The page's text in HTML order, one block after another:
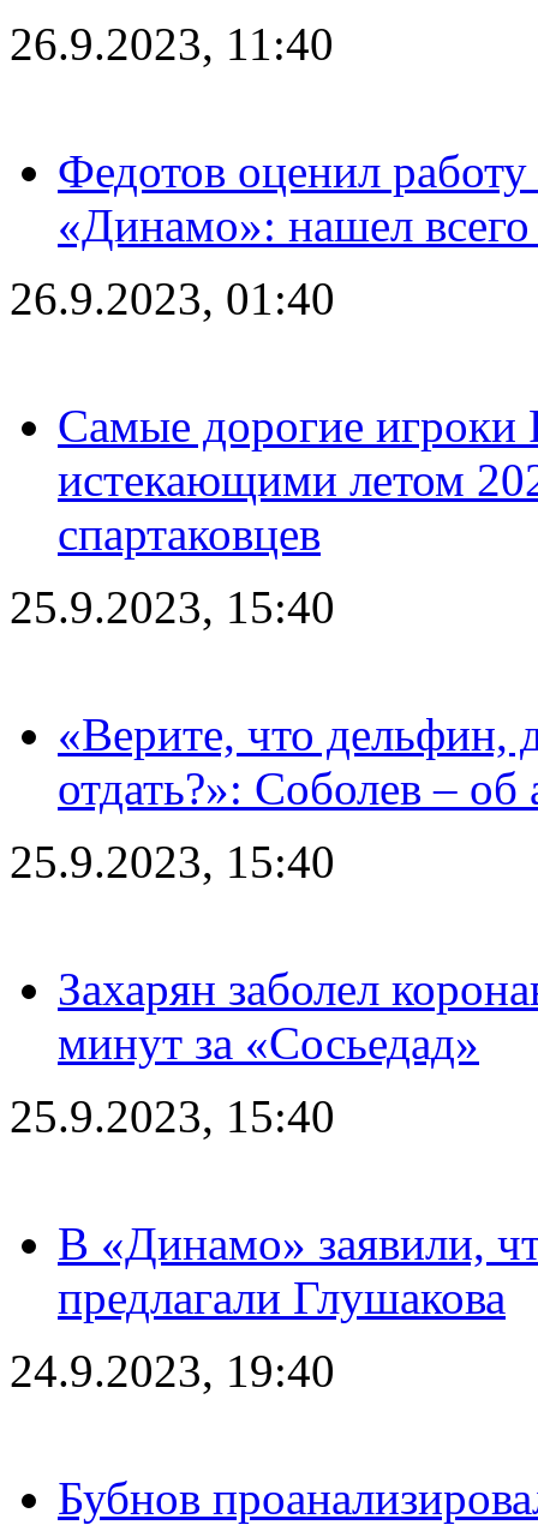
26.9.2023, 11:40
Федотов оценил
«Динамо»: нашел
26.9.2023, 01:40
Самые дорогие игроки
истекающими летом
спартаковцев
25.9.2023, 15:40
«Верите, что дельфин,
отдать?»: Соболев – об
25.9.2023, 15:40
Захарян заболел
минут за «Сосьедад»
25.9.2023, 15:40
В «Динамо» заявили,
предлагали Глушакова
24.9.2023, 19:40
Бубнов